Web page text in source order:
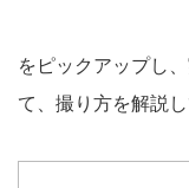
をピックアップし
て、撮り方を解説し